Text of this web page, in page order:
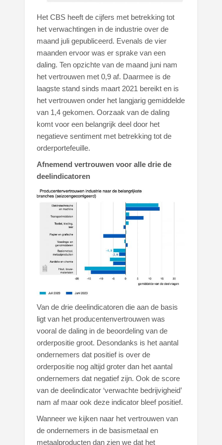
Het CBS heeft de cijfers met betrekking tot
het verwachtingen in de industrie over de
maand juli gepubliceerd. Evenals de vier
maanden ervoor was er sprake van een
daling. Ten opzichte van de maand juni nam
het vertrouwen met 0,9 af. Daarmee is de
laagste stand sinds maart 2021 bereikt en is
het vertrouwen onder het langjarig gemiddelde
van 1,4 gekomen. Oorzaak van de daling
komt voor een belangrijk deel door het
negatieve sentiment met betrekking tot de
orderportefeuille.
Afnemend vertrouwen voor alle drie de
deelindicatoren
Van de drie deelindicatoren die aan de basis
ligt van het producentenvertrouwen was
vooral de daling in de beoordeling van de
orderpositie groot. Desondanks is het aantal
ondernemers dat positief is over de
orderpositie nog altijd groter dan het aantal
ondernemers dat negatief zijn. Ook de score
van de deelindicator ‘verwachte bedrijvigheid’
nam af maar ook deze indicator bleef positief.
Wanneer we kijken naar het vertrouwen van
de ondernemers in de basismetaal en
metaalproducten dan zien we dat het